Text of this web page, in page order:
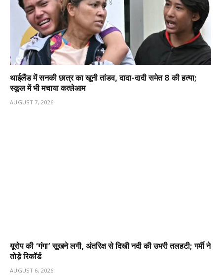
थाईलैंड में सनकी छात्र का खूनी तांडव, दादा-दादी समेत 8 की हत्या;
स्कूल में भी मचाया कत्लेआम
AUGUST 7, 2026
यूरोप की ‘गंगा’ सूखने लगी, अंतरिक्ष से दिखी नदी की उभरी तलहटी; गर्मी ने
तोड़े रिकॉर्ड
AUGUST 6, 2026